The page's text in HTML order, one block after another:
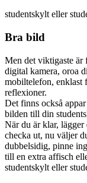
studentskylt eller
Bra bild
Men det viktigaste är
digital kamera, oroa
mobiltelefon, enklast
reflexioner.
Det finns också
bilden till din
När du är klar,
checka ut, nu väljer
dubbelsidig, pinne
till en extra affisch
studentskylt eller